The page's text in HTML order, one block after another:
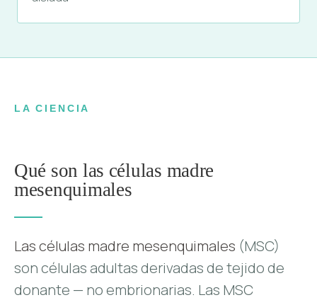
LA CIENCIA
Qué son las células madre
mesenquimales
Las células madre mesenquimales (MSC)
son células adultas derivadas de tejido de
donante — no embrionarias. Las MSC